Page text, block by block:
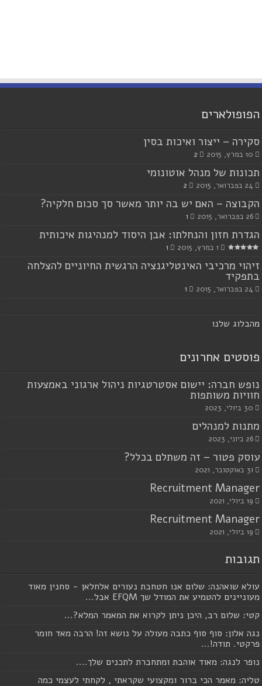
הפופולארים
סקירה – ייצור ואיכות בסין
10 במרץ, 2015 2
תכונות של מנהל אוטונומי
24 בפברואר, 2015 2
הקבוצה – האם יש בה יותר מאשר סך סכום חלקיה?
26 בפברואר, 2015 1
הגדרת חזון והנחלתו: אבן היסוד למנהיגות איכותית
1 במרץ, 2015 1
זיהוי מרכיבי האינטליגנציה הרגשית החיוניים להצלחה
בתפקיד
24 בפברואר, 2015 1
מהבלוג שלנו
פוסטים אחרונים
נופש חברה: יישום אסטרטגיות ניהול ארגוני באמצעות
חוויות משותפות
30 ביולי, 2023
מתנות למנהלים
26 ביוני, 2023
עוסק פטור – זה משתלם בכלל?
31 באוקטובר, 2021
Recruitment Manager
19 ביולי, 2021
Recruitment Manager
19 ביולי, 2021
תגובות
עולא שואהנה: שלום אנו חטחבת נעורים אלחלאן - סחנין מאוד
מעוניינים להטמיע את המודל שך EFQM אבל...
קטי: שלום רב, היכן ניתן לקרוא את המאמר המלא?...
נגה אלון: סוף סוף כתבה מעולה על נושא זה! הרבה מאד חומר
פרקטי. תודה!...
נופר לנגה: מאוד אוהבת ומתחברת לתכנים שלך....
טליה: מאמר הכי ברור ומקצועי שקראתי , לקחתי לעצמי כמה